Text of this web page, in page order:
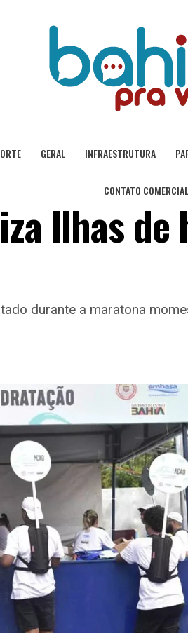
GERAL INFRAESTRUTURA
CONTATO COMERCIAL
Ilhas
durante a maratona